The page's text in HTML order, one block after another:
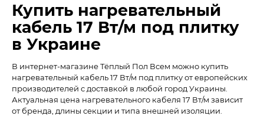
Купить нагревательный
кабель 17 Вт/м под плитку
в Украине
В интернет-магазине Тёплый Пол Всем можно купить
нагревательный кабель 17 Вт/м под плитку от европейских
производителей с доставкой в любой город Украины.
Актуальная цена нагревательного кабеля 17 Вт/м зависит
от бренда, длины секции и типа внешней изоляции.